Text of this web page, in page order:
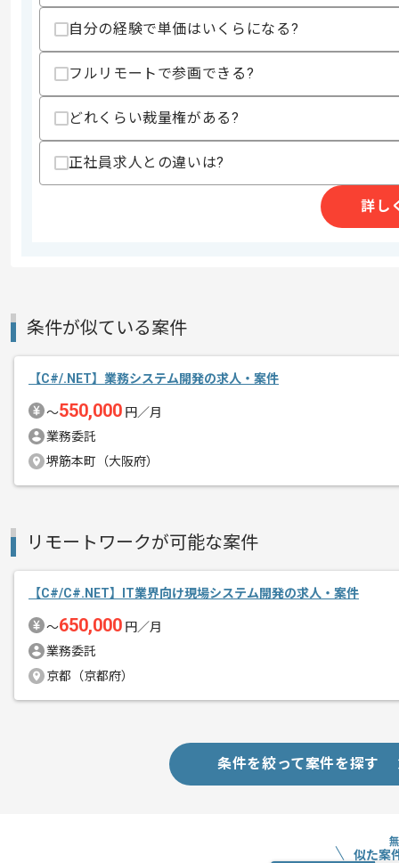
精算・お支払い
精算条件
有
精算基準時間
エージェントからのコ ※立ち上がり期間やリモート頻度は習
自分の経験で単価はいくらになる?
フルリモートで参画できる?
どれくらい裁量権がある?
正社員求人との違いは?
詳し
条件が似ている案件
【C#/.NET】業務システム開発の求人・案件
〜550,000 円／月
業務委託
堺筋本町（大阪府）
リモートワークが可能な案件
【C#/C#.NET】IT業界向け現場システム開発の求人・案件
〜650,000 円／月
業務委託
京都（京都府）
条件を絞って案件を探す
似た案